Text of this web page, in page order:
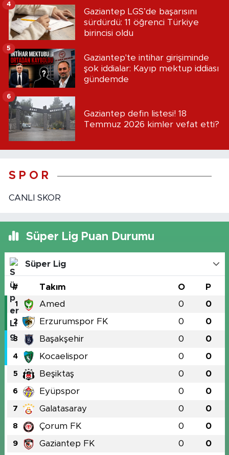
Gaziantep LGS’de başarısını
sürdürdü: 11 öğrenci Türkiye
birincisi oldu
4
Gaziantep'te intihar girişiminde
şok iddialar: Kayıp mektup iddiası
gündemde
5
Gaziantep defin listesi! 18
Temmuz 2026 kimler vefat etti?
6
S P O R
CANLI SKOR
Süper Lig Puan Durumu
Süper Lig
# Takım O P
1 Amed 0 0
2 Erzurumspor FK 0 0
3 Başakşehir 0 0
4 Kocaelispor 0 0
5 Beşiktaş 0 0
6 Eyüpspor 0 0
7 Galatasaray 0 0
8 Çorum FK 0 0
9 Gaziantep FK 0 0